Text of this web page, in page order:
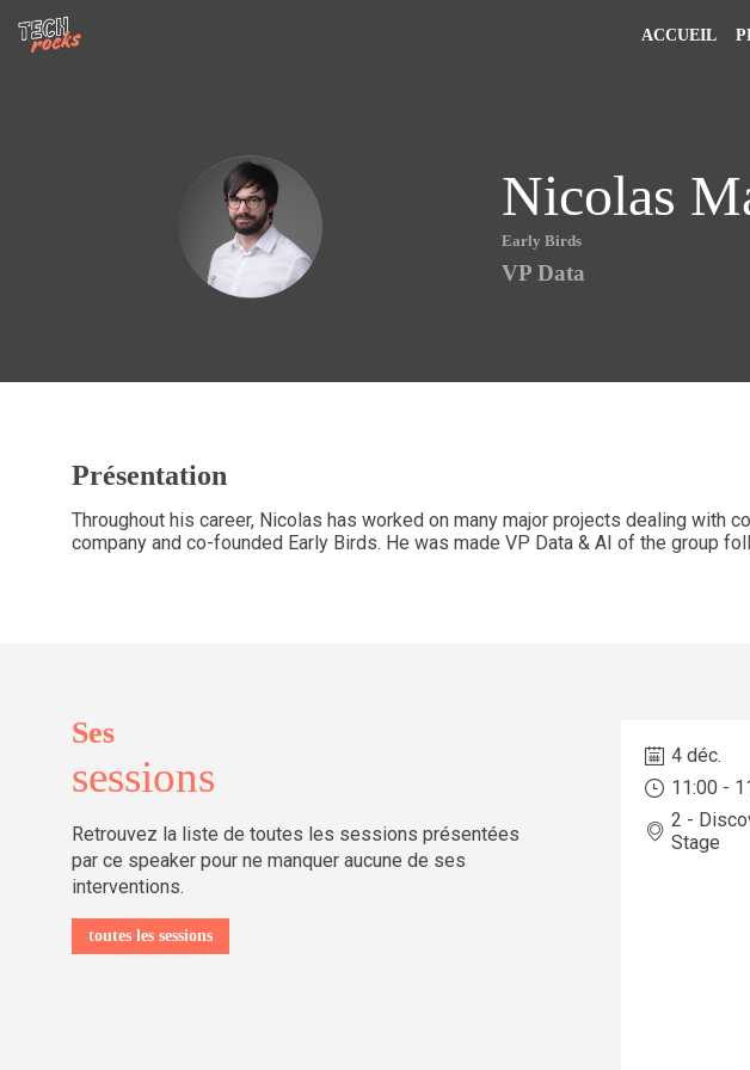
ACCUEIL
NM Nicolas
Early Birds
VP Data
Présentation
Throughout his career, Nicolas has worked on many major projects dealing
company and co-founded Early Birds. He was made VP Data & AI of the group
Ses
sessions
Retrouvez la liste de toutes les sessions présentées
par ce speaker pour ne manquer aucune de ses
interventions.
toutes les sessions
4 déc.
11:00 -
2 -
Stage